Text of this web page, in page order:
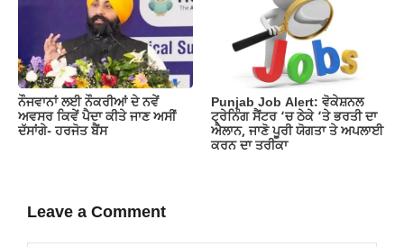
ਨੌਜਵਾਨਾਂ ਲਈ ਨੌਕਰੀਆਂ ਦੇ ਨਵੇਂ
ਅਵਸਰ ਕਿਵੇਂ ਪੈਦਾ ਕੀਤੇ ਜਾਣ ਅਸੀਂ
ਦੱਸਾਂਗੇ- ਹਰਜੋਤ ਬੈਂਸ
Punjab Job Alert: ਵੋਕੇਸ਼ਨਲ
ਟ੍ਰੇਨਿੰਗ ਸੈਂਟਰ ‘ਚ ਠੇਕੇ ‘ਤੇ ਭਰਤੀ ਦਾ
ਐਲਾਨ, ਜਾਣੋ ਪੂਰੀ ਯੋਗਤਾ ਤੇ ਅਪਲਾਈ
ਕਰਨ ਦਾ ਤਰੀਕਾ
Leave a Comment